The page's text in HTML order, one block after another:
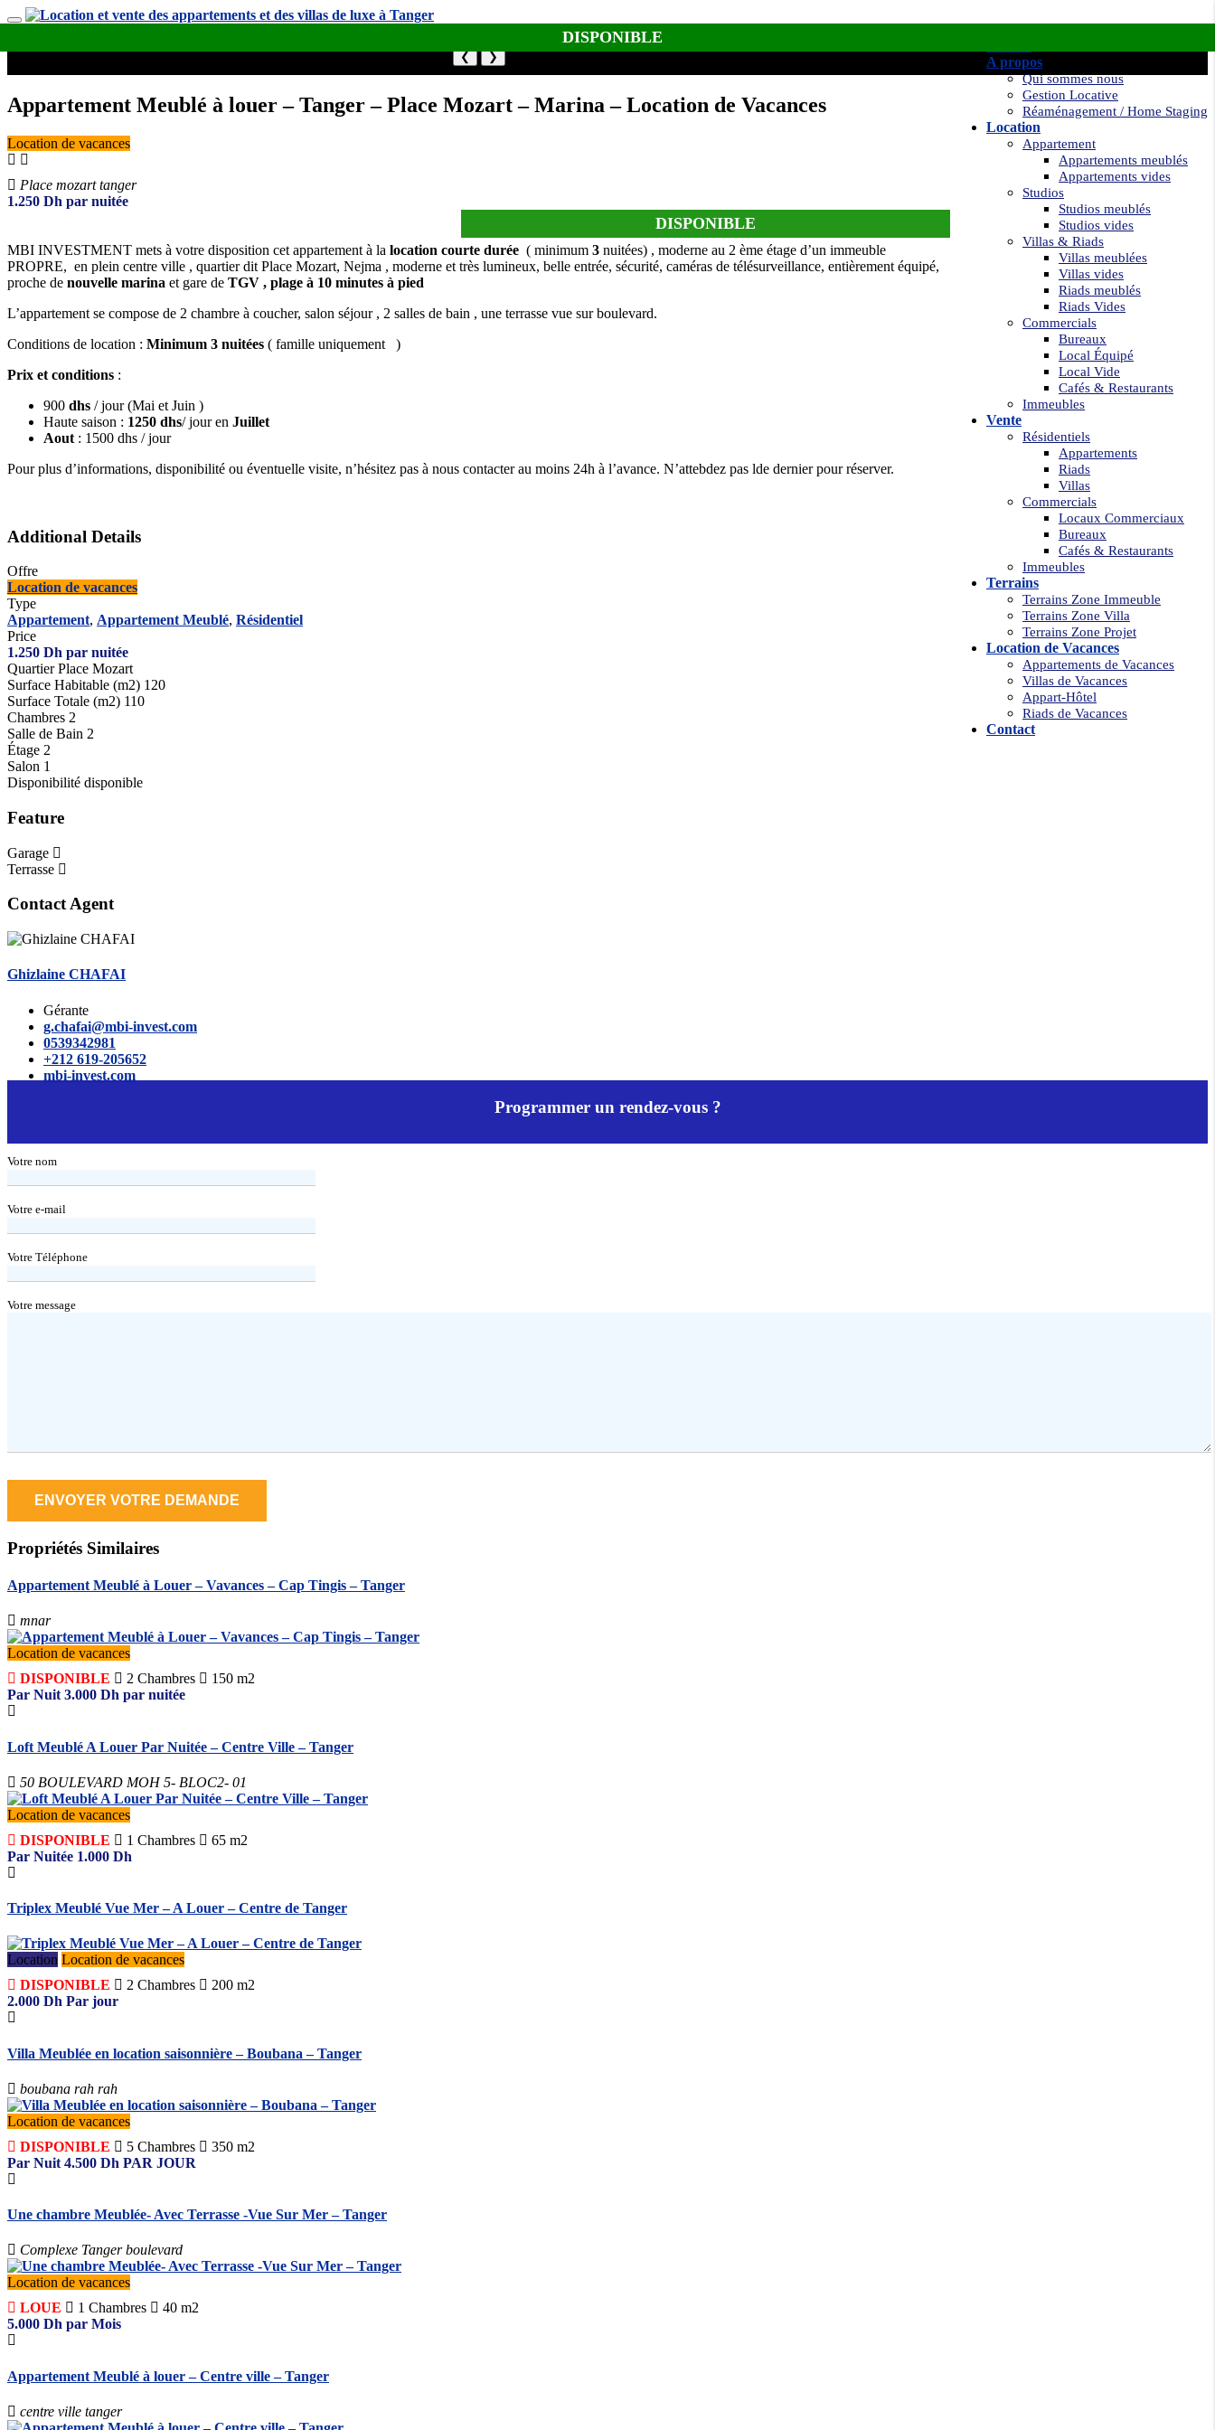
A propos
Qui sommes nous
Gestion Locative
Réaménagement / Home Staging
Location
Appartement
Appartements meublés
Appartements vides
Studios
Studios meublés
Studios vides
Villas & Riads
Villas meublées
Villas vides
Riads meublés
Riads Vides
Commercials
Bureaux
Local Équipé
Local Vide
Cafés & Restaurants
Immeubles
Vente
Résidentiels
Appartements
Riads
Villas
Commercials
Locaux Commerciaux
Bureaux
Cafés & Restaurants
Immeubles
Terrains
Terrains Zone Immeuble
Terrains Zone Villa
Terrains Zone Projet
Location de Vacances
Appartements de Vacances
Villas de Vacances
Appart-Hôtel
Riads de Vacances
Contact
DISPONIBLE
❮ ❯
Appartement Meublé à louer – Tanger – Place Mozart – Marina – Location de Vacances
Location de vacances
Place mozart tanger
1.250 Dh par nuitée
DISPONIBLE
MBI INVESTMENT mets à votre disposition cet appartement à la location courte durée ( minimum 3 nuitées) , moderne au 2 ème étage d’un immeuble
PROPRE, en plein centre ville , quartier dit Place Mozart, Nejma , moderne et très lumineux, belle entrée, sécurité, caméras de télésurveillance, entièrement équipé,
proche de nouvelle marina et gare de TGV , plage à 10 minutes à pied
L’appartement se compose de 2 chambre à coucher, salon séjour , 2 salles de bain , une terrasse vue sur boulevard.
Conditions de location : Minimum 3 nuitées ( famille uniquement )
Prix et conditions :
900 dhs / jour (Mai et Juin )
Haute saison : 1250 dhs/ jour en Juillet
Aout : 1500 dhs / jour
Pour plus d’informations, disponibilité ou éventuelle visite, n’hésitez pas à nous contacter au moins 24h à l’avance. N’attebdez pas lde dernier pour réserver.
Additional Details
Offre
Location de vacances
Type
Appartement, Appartement Meublé, Résidentiel
Price
1.250 Dh par nuitée
Quartier Place Mozart
Surface Habitable (m2) 120
Surface Totale (m2) 110
Chambres 2
Salle de Bain 2
Étage 2
Salon 1
Disponibilité disponible
Feature
Garage
Terrasse
Contact Agent
Ghizlaine CHAFAI
Gérante
g.chafai@mbi-invest.com
0539342981
+212 619-205652
mbi-invest.com
Programmer un rendez-vous ?
Votre nom
Votre e-mail
Votre Téléphone
Votre message
Propriétés Similaires
Appartement Meublé à Louer – Vavances – Cap Tingis – Tanger
mnar
Location de vacances
DISPONIBLE
2 Chambres
150 m2
Par Nuit 3.000 Dh par nuitée
Loft Meublé A Louer Par Nuitée – Centre Ville – Tanger
50 BOULEVARD MOH 5- BLOC2- 01
Location de vacances
DISPONIBLE
1 Chambres
65 m2
Par Nuitée 1.000 Dh
Triplex Meublé Vue Mer – A Louer – Centre de Tanger
Location Location de vacances
DISPONIBLE
2 Chambres
200 m2
2.000 Dh Par jour
Villa Meublée en location saisonnière – Boubana – Tanger
boubana rah rah
Location de vacances
DISPONIBLE
5 Chambres
350 m2
Par Nuit 4.500 Dh PAR JOUR
Une chambre Meublée- Avec Terrasse -Vue Sur Mer – Tanger
Complexe Tanger boulevard
Location de vacances
LOUE
1 Chambres
40 m2
5.000 Dh par Mois
Appartement Meublé à louer – Centre ville – Tanger
centre ville tanger